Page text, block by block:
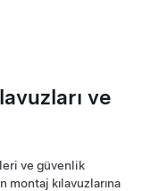
Kılavuzu -
Kılavuzu -
Kılavuzu -
Kılavuzu -
(Português)
ve
ve güvenlik
kılavuzlarına